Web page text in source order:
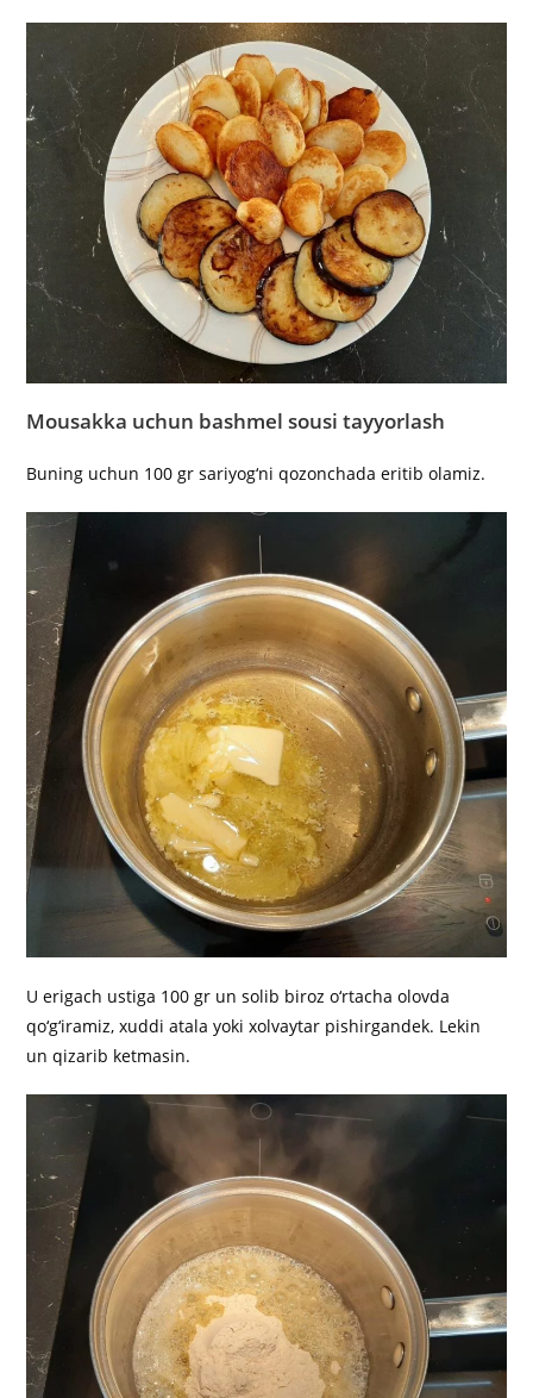
Mousakka uchun bashmel sousi tayyorlash
Buning uchun 100 gr sariyog‘ni qozonchada eritib olamiz.
U erigach ustiga 100 gr un solib biroz o‘rtacha olovda
qo‘g‘iramiz, xuddi atala yoki xolvaytar pishirgandek. Lekin
un qizarib ketmasin.